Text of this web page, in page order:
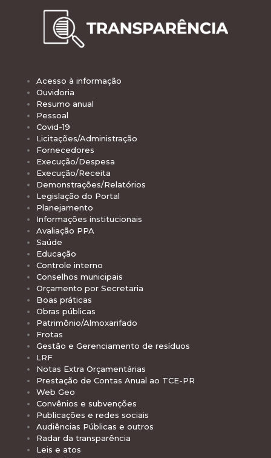
Acesso à informação
Ouvidoria
Resumo anual
Pessoal
Covid-19
Licitações/Administração
Fornecedores
Execução/Despesa
Execução/Receita
Demonstrações/Relatórios
Legislação do Portal
Planejamento
Informações institucionais
Avaliação PPA
Saúde
Educação
Controle interno
Conselhos municipais
Orçamento por Secretaria
Boas práticas
Obras públicas
Patrimônio/Almoxarifado
Frotas
Gestão e Gerenciamento de resíduos
LRF
Notas Extra Orçamentárias
Prestação de Contas Anual ao TCE-PR
Web Geo
Convênios e subvenções
Publicações e redes sociais
Audiências Públicas e outros
Radar da transparência
Leis e atos